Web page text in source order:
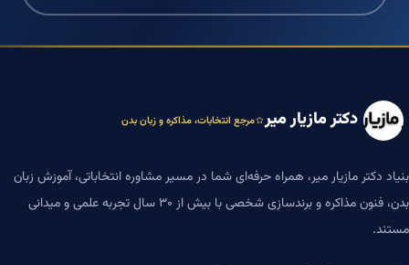
دکتر مازیار میر مرجع انتخابات، مذاکره و زبان بدن
بنیاد دکتر مازیار میر، همراه حرفه‌ای شما در مسیر مشاوره انتخاباتی، آموزش زبان
بدن، فنون مذاکره و برندسازی شخصی با بیش از ۳۰ سال تجربه علمی و میدانی
مستند.